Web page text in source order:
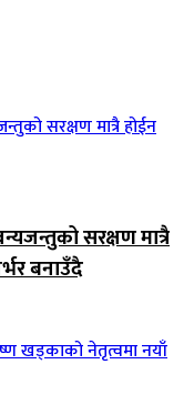
सरक्षण मात्रै
बनाउँदै